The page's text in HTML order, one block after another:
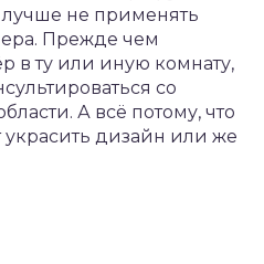
лучше не применять
Прежде чем
в ту или иную комнату,
со
А всё потому, что
дизайн или же